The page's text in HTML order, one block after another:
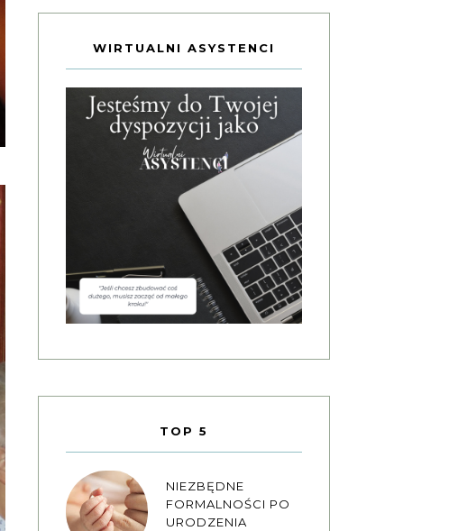
WIRTUALNI ASYSTENCI
TOP 5
NIEZBĘDNE
FORMALNOŚCI PO
URODZENIA